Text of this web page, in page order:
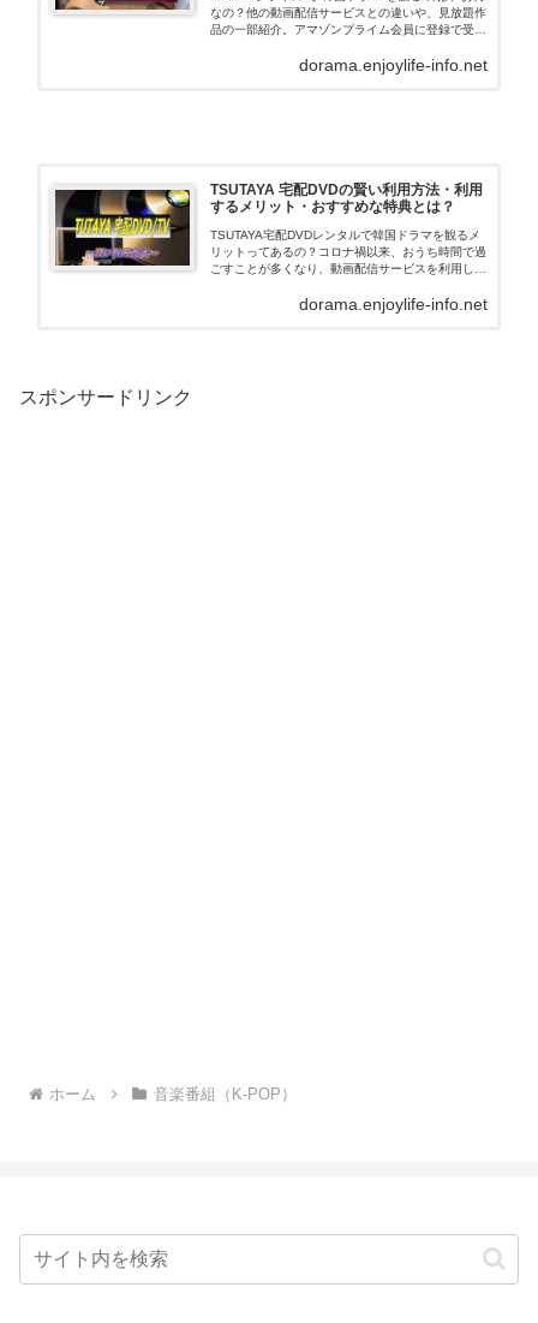
なの？他の動画配信サービスとの違いや、見放題作
品の一部紹介。アマゾンプライム会員に登録で受け
dorama.enjoylife-info.net
TSUTAYA 宅配DVDの賢い利用方法・利用
するメリット・おすすめな特典とは？
TSUTAYA宅配DVDレンタルで韓国ドラマを観るメ
リットってあるの？コロナ禍以来、おうち時間で過
ごすことが多くなり、動画配信サービスを利用して
「TSUTAYA宅配DVDレンタル」は、”韓国ドラマを
dorama.enjoylife-info.net
スポンサードリンク
ホーム 音楽番組（K-POP）